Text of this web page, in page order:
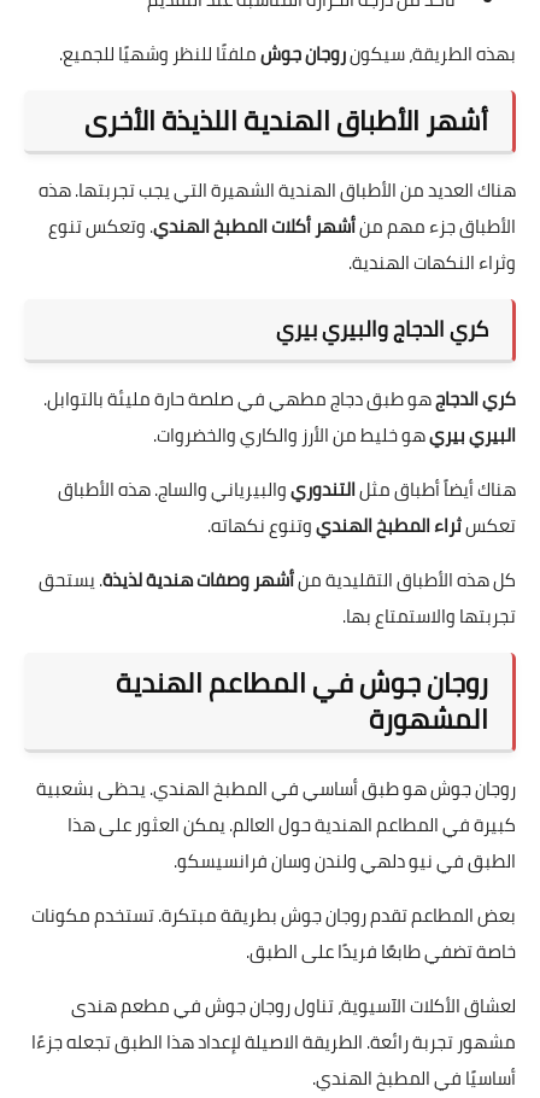
بهذه الطريقة، سيكونروجان جوشملفتًا للنظر وشهيًا للجميع.
أشهر الأطباق الهندية اللذيذة الأخرى
هناك العديد من الأطباق الهندية الشهيرة التي يجب تجربتها. هذه
الأطباق جزء مهم منأشهر أكلات المطبخ الهندي. وتعكس تنوع
وثراء النكهات الهندية.
كري الدجاج والبيري بيري
كري الدجاجهو طبق دجاج مطهي في صلصة حارة مليئة بالتوابل.
البيري بيريهو خليط من الأرز والكاري والخضروات.
هناك أيضاً أطباق مثلالتندوريوالبيرياني والساج. هذه الأطباق
تعكسثراء المطبخ الهنديوتنوع نكهاته.
كل هذه الأطباق التقليدية منأشهر وصفات هندية لذيذة. يستحق
تجربتها والاستمتاع بها.
روجان جوش في المطاعم الهندية
المشهورة
روجان جوش هو طبق أساسي في المطبخ الهندي. يحظى بشعبية
كبيرة في المطاعم الهندية حول العالم. يمكن العثور على هذا
الطبق في نيو دلهي ولندن وسان فرانسيسكو.
بعض المطاعم تقدم روجان جوش بطريقة مبتكرة. تستخدم مكونات
خاصة تضفي طابعًا فريدًا على الطبق.
لعشاق الأكلات الآسيوية، تناول روجان جوش في مطعم هندى
مشهور تجربة رائعة. الطريقة الاصيلة لإعداد هذا الطبق تجعله جزءًا
أساسيًا في المطبخ الهندي.